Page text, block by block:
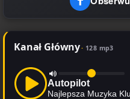
Kanał Główny 128 mp3
Autopilot
Najlepsza Muzyka